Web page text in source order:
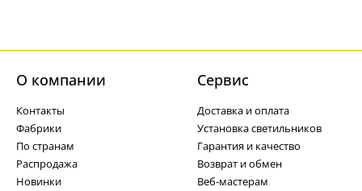
О компании
Контакты
Фабрики
По странам
Распродажа
Новинки
Cервис
Доставка и оплата
Установка светильников
Гарантия и качество
Возврат и обмен
Веб-мастерам